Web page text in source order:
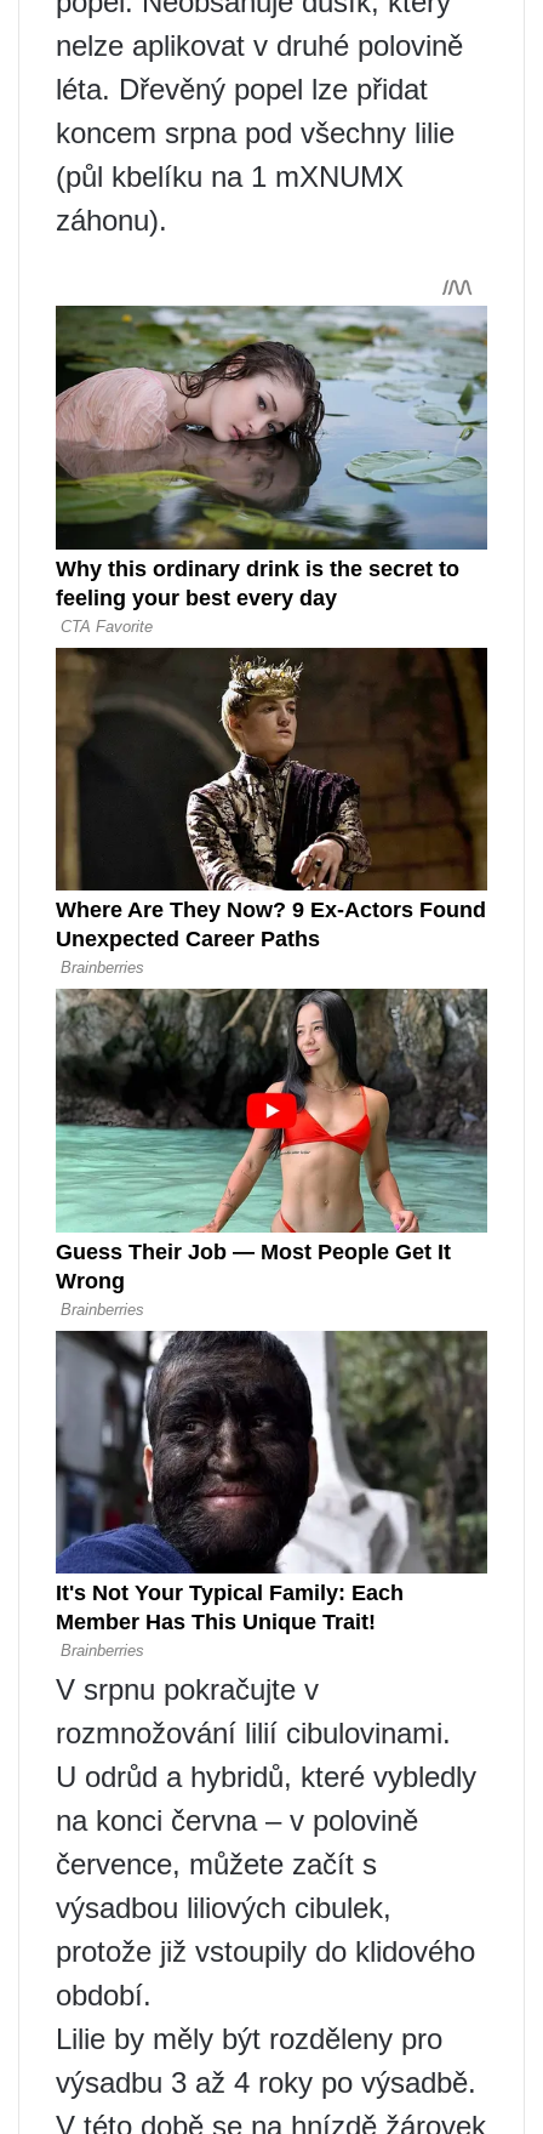
nelze aplikovat v druhé polovině
léta. Dřevěný popel lze přidat
koncem srpna pod všechny lilie
(půl kbelíku na 1 mXNUMX
záhonu).
V srpnu pokračujte v
rozmnožování lilií cibulovinami.
U odrůd a hybridů, které vybledly
na konci června – v polovině
července, můžete začít s
výsadbou liliových cibulek,
protože již vstoupily do klidového
období.
Lilie by měly být rozděleny pro
výsadbu 3 až 4 roky po výsadbě.
V této době se na hnízdě žárovek